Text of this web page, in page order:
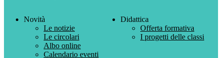
Novità
Le notizie
Le circolari
Albo online
Calendario eventi
Didattica
Offerta formativa
I progetti delle classi